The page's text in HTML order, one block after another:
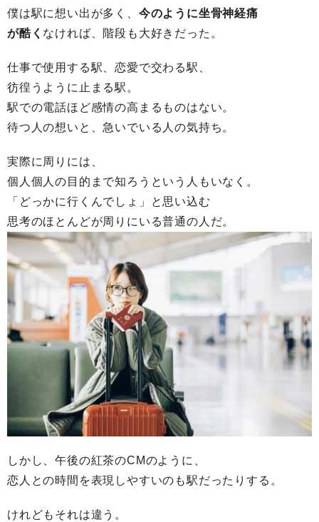
僕は駅に想い出が多く、 今のように坐骨神経痛
が酷く なければ、階段も大好きだった。
仕事で使用する駅、恋愛で交わる駅、
彷徨うように止まる駅。
駅での電話ほど感情の高まるものはない。
待つ人の想いと、急いでいる人の気持ち。
実際に周りには、
個人個人の目的まで知ろうという人もいなく。
「どっかに行くんでしょ」と思い込む
思考のほとんどが周りにいる普通の人だ。
しかし、午後の紅茶のCMのように、
恋人との時間を表現しやすいのも駅だったりする。
けれどもそれは違う。